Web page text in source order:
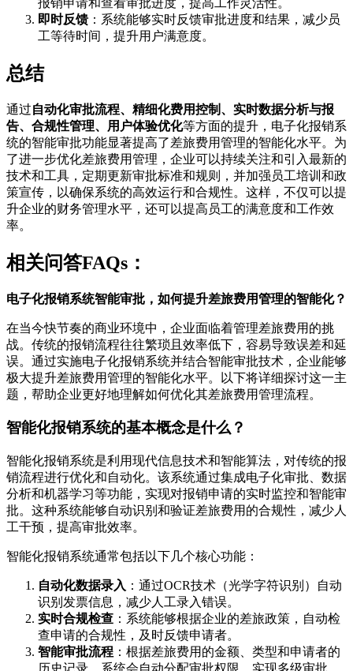
即时反馈 ：系统能够实时反馈审批进度和结果，减少员
工等待时间，提升用户满意度。
总结
通过自动化审批流程、精细化费用控制、实时数据分析与报
告、合规性管理、用户体验优化等方面的提升，电子化报销系
统的智能审批功能显著提高了差旅费用管理的智能化水平。为
了进一步优化差旅费用管理，企业可以持续关注和引入最新的
技术和工具，定期更新审批标准和规则，并加强员工培训和政
策宣传，以确保系统的高效运行和合规性。这样，不仅可以提
升企业的财务管理水平，还可以提高员工的满意度和工作效
率。
相关问答FAQs：
电子化报销系统智能审批，如何提升差旅费用管理的智能化？
在当今快节奏的商业环境中，企业面临着管理差旅费用的挑
战。传统的报销流程往往繁琐且效率低下，容易导致误差和延
误。通过实施电子化报销系统并结合智能审批技术，企业能够
极大提升差旅费用管理的智能化水平。以下将详细探讨这一主
题，帮助企业更好地理解如何优化其差旅费用管理流程。
智能化报销系统的基本概念是什么？
智能化报销系统是利用现代信息技术和智能算法，对传统的报
销流程进行优化和自动化。该系统通过集成电子化审批、数据
分析和机器学习等功能，实现对报销申请的实时监控和智能审
批。这种系统能够自动识别和验证差旅费用的合规性，减少人
工干预，提高审批效率。
智能化报销系统通常包括以下几个核心功能：
自动化数据录入 ：通过OCR技术（光学字符识别）自动
识别发票信息，减少人工录入错误。
实时合规检查 ：系统能够根据企业的差旅政策，自动检
查申请的合规性，及时反馈申请者。
智能审批流程 ：根据差旅费用的金额、类型和申请者的
历史记录，系统会自动分配审批权限，实现多级审批。